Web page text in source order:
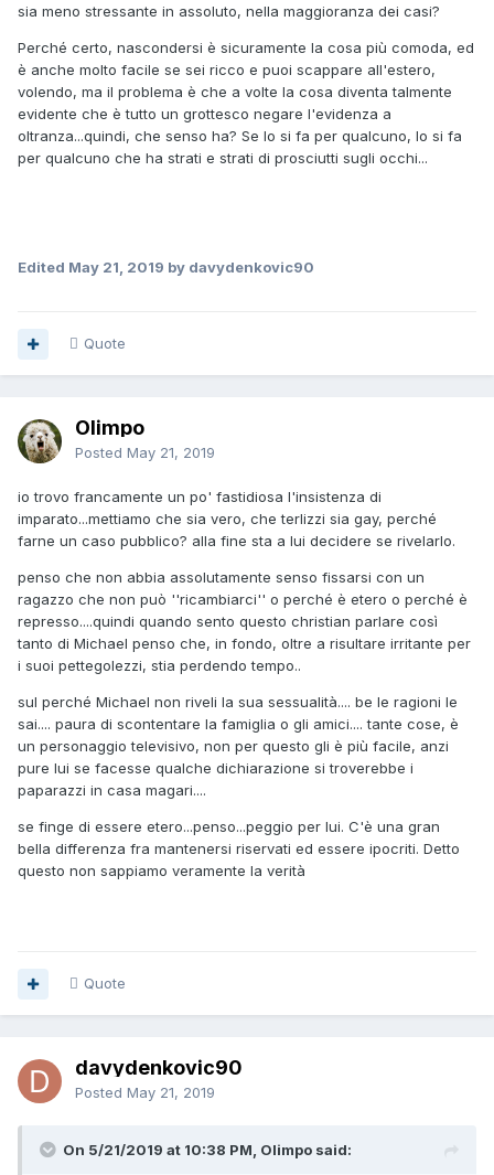
sia meno stressante in assoluto, nella maggioranza dei casi?
Perché certo, nascondersi è sicuramente la cosa più comoda, ed
è anche molto facile se sei ricco e puoi scappare all'estero,
volendo, ma il problema è che a volte la cosa diventa talmente
evidente che è tutto un grottesco negare l'evidenza a
oltranza...quindi, che senso ha? Se lo si fa per qualcuno, lo si fa
per qualcuno che ha strati e strati di prosciutti sugli occhi...
Edited May 21, 2019 by davydenkovic90
Quote
Olimpo
Posted May 21, 2019
io trovo francamente un po' fastidiosa l'insistenza di
imparato...mettiamo che sia vero, che terlizzi sia gay, perché
farne un caso pubblico? alla fine sta a lui decidere se rivelarlo.
penso che non abbia assolutamente senso fissarsi con un
ragazzo che non può ''ricambiarci'' o perché è etero o perché è
represso....quindi quando sento questo christian parlare così
tanto di Michael penso che, in fondo, oltre a risultare irritante per
i suoi pettegolezzi, stia perdendo tempo..
sul perché Michael non riveli la sua sessualità.... be le ragioni le
sai.... paura di scontentare la famiglia o gli amici.... tante cose, è
un personaggio televisivo, non per questo gli è più facile, anzi
pure lui se facesse qualche dichiarazione si troverebbe i
paparazzi in casa magari....
se finge di essere etero...penso...peggio per lui. C'è una gran
bella differenza fra mantenersi riservati ed essere ipocriti. Detto
questo non sappiamo veramente la verità
Quote
davydenkovic90
Posted May 21, 2019
On 5/21/2019 at 10:38 PM, Olimpo said: